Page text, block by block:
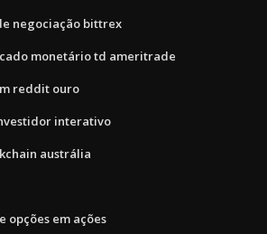
negociação bittrex
monetário td ameritrade
reddit ouro
interativo
austrália
opções em ações